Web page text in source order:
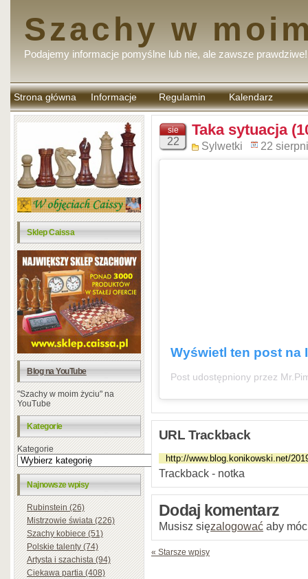
Szachy w
Podajemy informacje pomyślne lub nie, ale zawsze prawdziwe!
Strona główna Informacje Regulamin
komentarzy
Kalendarz
Sklep Caissa
Blog na YouTube
"Szachy w moim życiu" na
YouTube
Kategorie
Kategorie
Najnowsze wpisy
Rubinstein (26)
Mistrzowie świata (226)
Szachy kobiece (51)
Polskie talenty (74)
Artysta i szachista (94)
Ciekawa partia (408)
sie
22
Taka sytuacja
Sylwetki 22
Wyświetl ten post na
Post udostępniony przez
URL Trackback
Trackback - notka
Dodaj komentarz
Musisz sięzalogować aby
« Starsze wpisy